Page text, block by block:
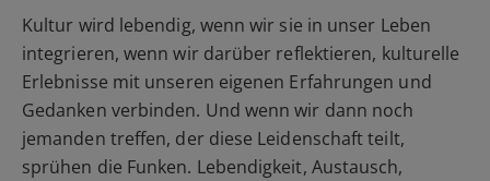
Kultur wird lebendig, wenn wir sie in unser Leben
integrieren, wenn wir darüber reflektieren, kulturelle
Erlebnisse mit unseren eigenen Erfahrungen und
Gedanken verbinden. Und wenn wir dann noch
jemanden treffen, der diese Leidenschaft teilt,
sprühen die Funken. Lebendigkeit, Austausch,